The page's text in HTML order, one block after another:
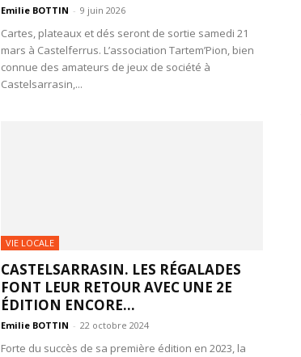
Emilie BOTTIN - 9 juin 2026
Cartes, plateaux et dés seront de sortie samedi 21
mars à Castelferrus. L’association Tartem’Pion, bien
connue des amateurs de jeux de société à
Castelsarrasin,...
VIE LOCALE
CASTELSARRASIN. LES RÉGALADES
FONT LEUR RETOUR AVEC UNE 2E
ÉDITION ENCORE...
Emilie BOTTIN - 22 octobre 2024
Forte du succès de sa première édition en 2023, la